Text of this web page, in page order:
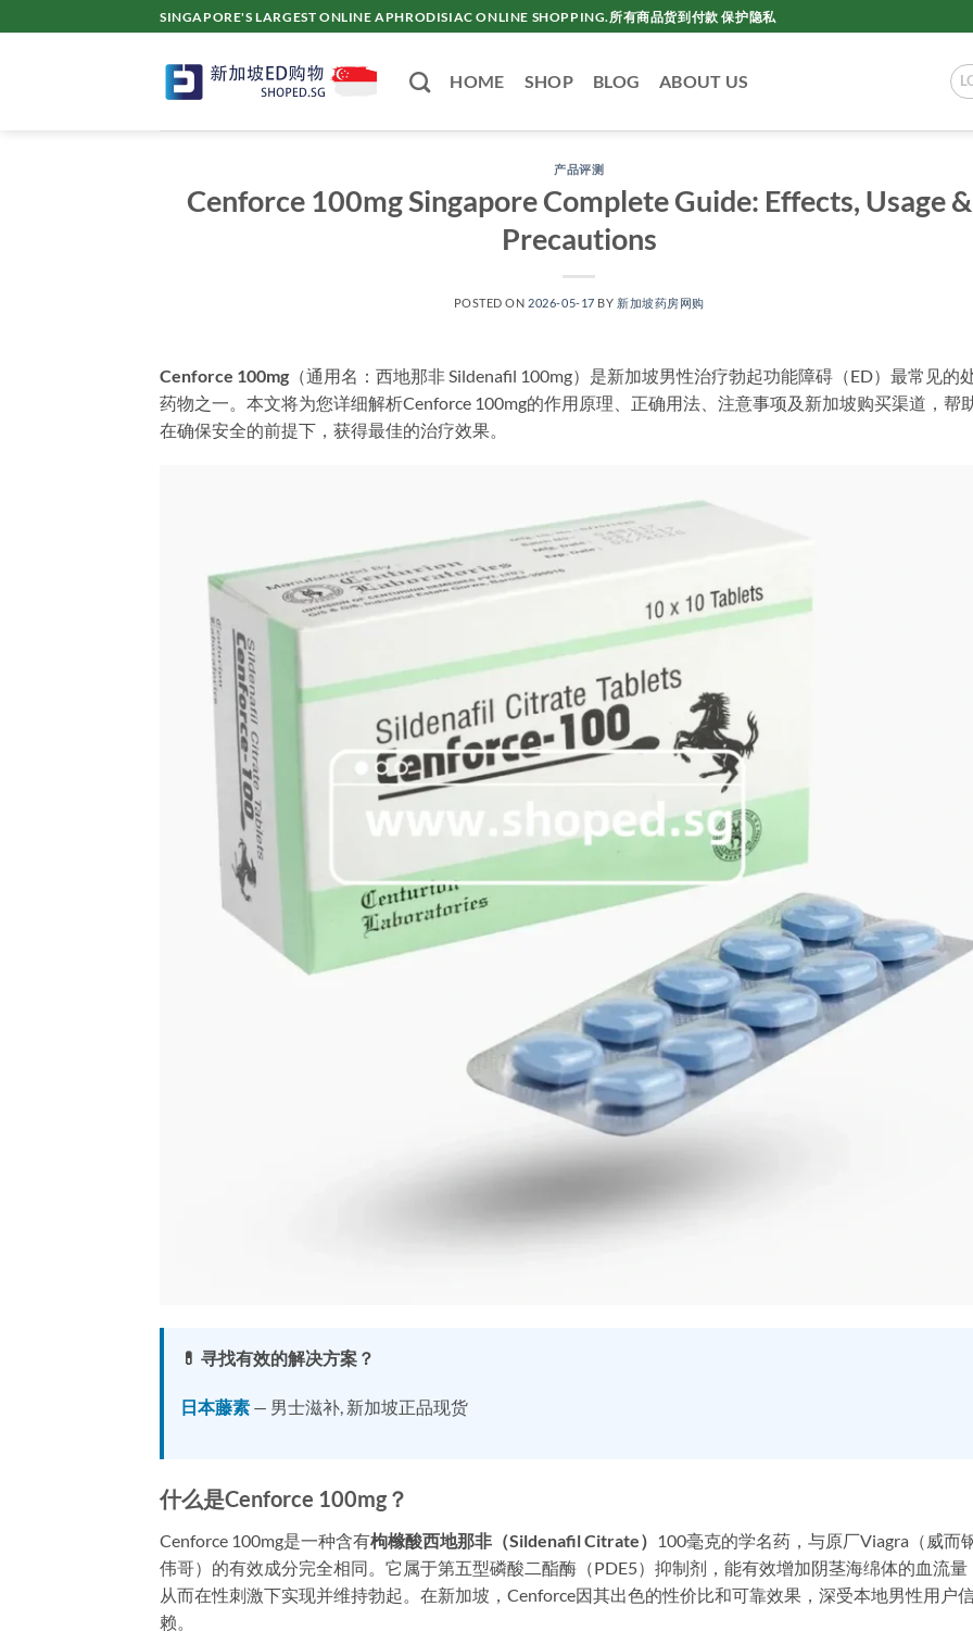
to
SINGAPORE'S LARGEST ONLINE APHRODISIAC ONLINE SHOPPING.所有商品货到付款 保护隐私
HOME SHOP BLOG ABOUT US
产品评测
Cenforce 100mg Singapore Complete Guide: Effects, Usage &
Precautions
POSTED ON 2026-05-17 BY 新加坡药房网购
Cenforce 100mg （通用名：西地那非 Sildenafil 100mg）是新加坡男性治疗勃起功能障碍（ED）最常见的
药物之一。本文将为您详细解析Cenforce 100mg的作用原理、正确用法、注意事项及新加坡购买渠道，帮
在确保安全的前提下，获得最佳的治疗效果。
💊 寻找有效的解决方案？
日本藤素 — 男士滋补, 新加坡正品现货
什么是Cenforce 100mg？
Cenforce 100mg是一种含有枸橼酸西地那非（Sildenafil Citrate） 100毫克的学名药，与原厂Viagra（威而
伟哥）的有效成分完全相同。它属于第五型磷酸二酯酶（PDE5）抑制剂，能有效增加阴茎海绵体的血流量
从而在性刺激下实现并维持勃起。在新加坡，Cenforce因其出色的性价比和可靠效果，深受本地男性用户
赖。